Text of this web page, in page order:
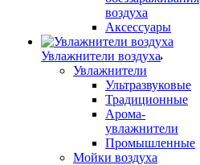
воздуха
Аксессуары
Увлажнители воздуха
Увлажнители
Ультразвуковые
Традиционные
Арома-
увлажнители
Промышленные
Мойки воздуха